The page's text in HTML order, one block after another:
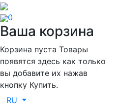
0
Ваша корзина
Корзина пустаТовары
появятся здесь как только
вы добавите их нажав
кнопку Купить.
RU